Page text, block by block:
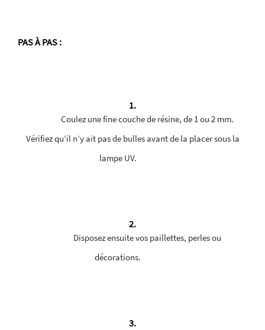
PAS À PAS :
1.
Coulez une fine couche de résine, de 1 ou 2 mm.
Vérifiez qu’il n’y ait pas de bulles avant de la placer sous la
lampe UV.
2.
Disposez ensuite vos paillettes, perles ou
décorations.
3.